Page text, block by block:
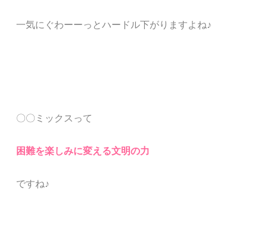
一気にぐわーーっとハードル下がりますよね♪
〇〇ミックスって
困難を楽しみに変える文明の力
ですね♪